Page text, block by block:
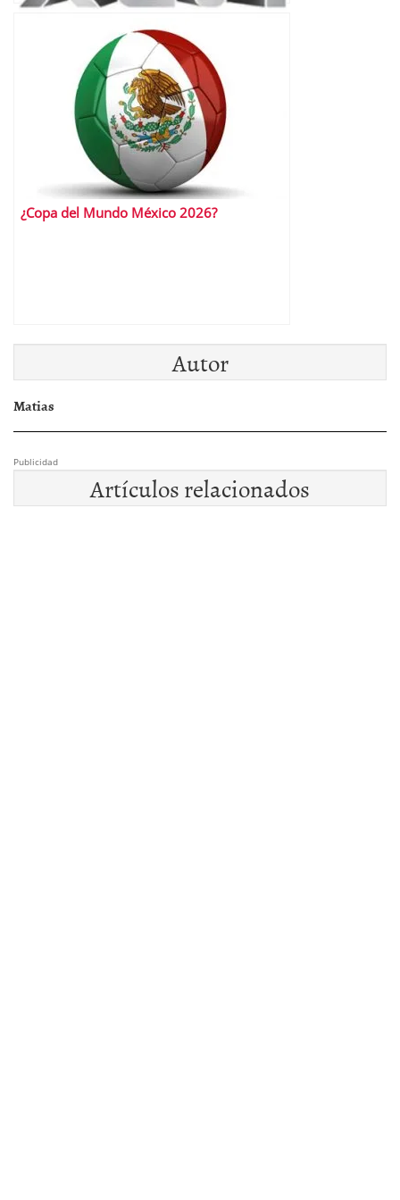
Gigantes Campeones
¿Copa del Mundo México 2026?
Autor
Matias
Publicidad
Artículos relacionados